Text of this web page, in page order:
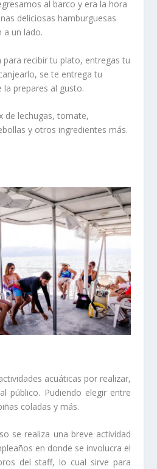
al barco y era la hora
deliciosas hamburguesas
a un lado.
para recibir tu plato, entregas tu
se te entrega tu
la prepares al gusto.
de lechugas, tomate,
y otros ingredientes más.
acuáticas por realizar,
público. Pudiendo elegir entre
coladas y más.
se realiza una breve actividad
en donde se involucra el
del staff, lo cual sirve para